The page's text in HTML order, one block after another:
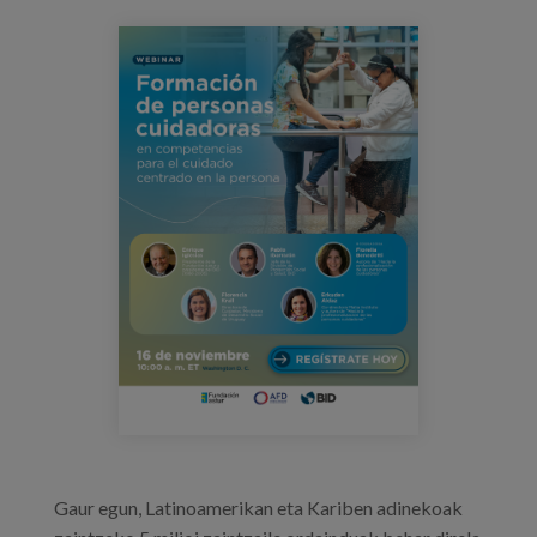
webinar_bid_03.png
Gaur egun, Latinoamerikan eta Kariben adinekoak